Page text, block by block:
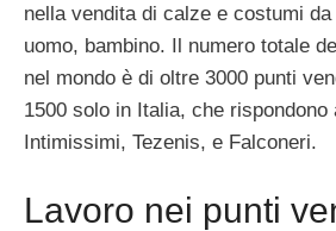
nella vendita di calze e costumi da
uomo, bambino. Il numero totale
nel mondo è di oltre 3000 punti
1500 solo in Italia, che rispondono
Intimissimi, Tezenis, e Falconeri.
Lavoro nei punti